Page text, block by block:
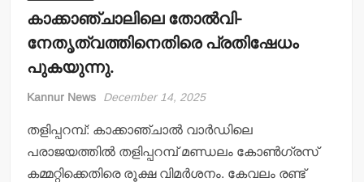
കാക്കാഞ്ചാലിലെ തോല്‍വി-
നേതൃത്വത്തിനെതിരെ പ്രതിഷേധം
പുകയുന്നു.
Kannur News December 14, 2025
തളിപ്പറമ്പ്: കാക്കാഞ്ചാല്‍ വാര്‍ഡിലെ
പരാജയത്തില്‍ തളിപ്പറമ്പ് മണ്ഡലം കോണ്‍ഗ്രസ്
കമ്മറ്റിക്കെതിരെ രൂക്ഷ വിമര്‍ശനം. കേവലം രണ്ട്